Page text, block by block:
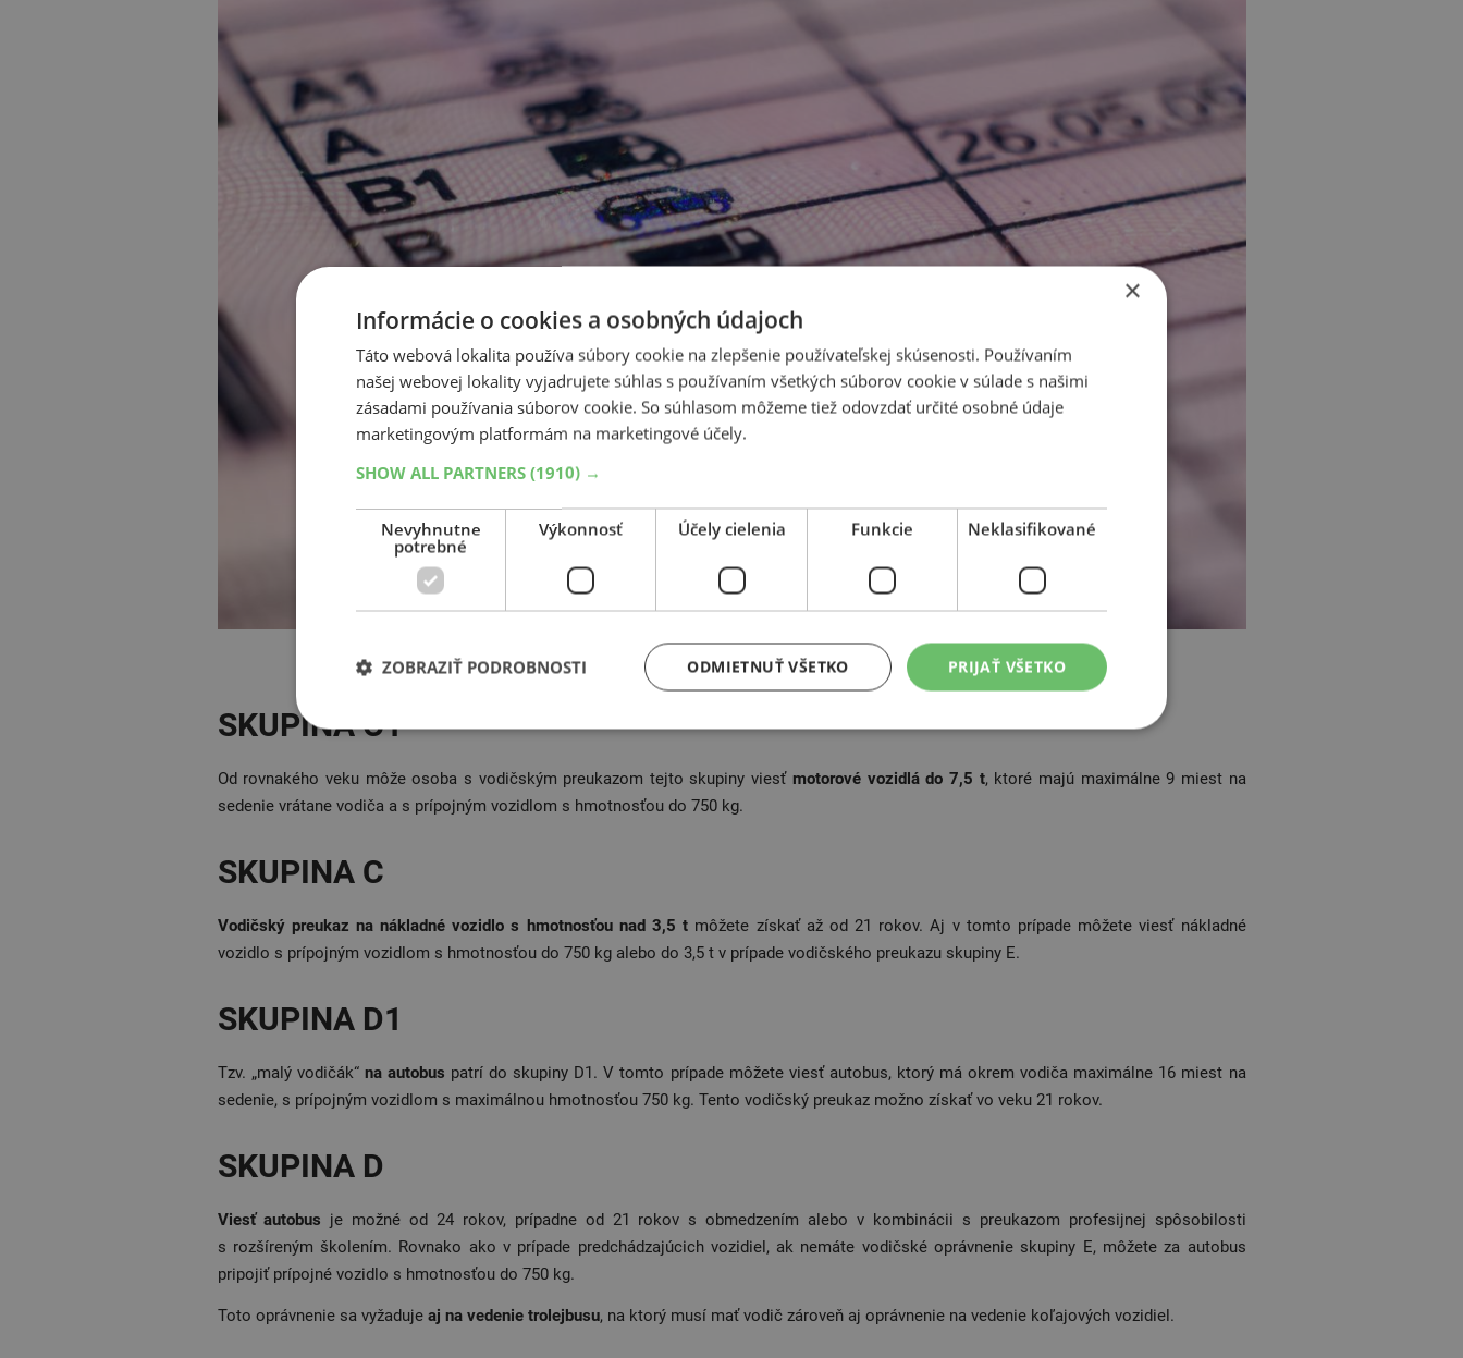
Vodičské oprávnenie skupiny B je vstupnou bránou pre skupiny C, D a E.
SKUPINA C1
Od rovnakého veku môže osoba s vodičským preukazom tejto skupiny viesť motorové vozidlá do 7,5 t, ktoré majú maximálne 9 miest na
sedenie vrátane vodiča a s prípojným vozidlom s hmotnosťou do 750 kg.
SKUPINA C
Vodičský preukaz na nákladné vozidlo s hmotnosťou nad 3,5 t môžete získať až od 21 rokov. Aj v tomto prípade môžete viesť nákladné
vozidlo s prípojným vozidlom s hmotnosťou do 750 kg alebo do 3,5 t v prípade vodičského preukazu skupiny E.
SKUPINA D1
Tzv. „malý vodičák“ na autobus patrí do skupiny D1. V tomto prípade môžete viesť autobus, ktorý má okrem vodiča maximálne 16 miest na
sedenie, s prípojným vozidlom s maximálnou hmotnosťou 750 kg. Tento vodičský preukaz možno získať vo veku 21 rokov.
SKUPINA D
Viesť autobus je možné od 24 rokov, prípadne od 21 rokov s obmedzením alebo v kombinácii s preukazom profesijnej spôsobilosti
s rozšíreným školením. Rovnako ako v prípade predchádzajúcich vozidiel, ak nemáte vodičské oprávnenie skupiny E, môžete za autobus
pripojiť prípojné vozidlo s hmotnosťou do 750 kg.
Toto oprávnenie sa vyžaduje aj na vedenie trolejbusu, na ktorý musí mať vodič zároveň aj oprávnenie na vedenie koľajových vozidiel.
×
Informácie o cookies a osobných údajoch
Táto webová lokalita používa súbory cookie na zlepšenie používateľskej skúsenosti. Používaním
našej webovej lokality vyjadrujete súhlas s používaním všetkých súborov cookie v súlade s našimi
zásadami používania súborov cookie. So súhlasom môžeme tiež odovzdať určité osobné údaje
marketingovým platformám na marketingové účely.
SHOW ALL PARTNERS (1910) →
Nevyhnutne
potrebné
Výkonnosť Účely cielenia Funkcie Neklasifikované
PRIJAŤ VŠETKO
ODMIETNUŤ VŠETKO
ZOBRAZIŤ PODROBNOSTI